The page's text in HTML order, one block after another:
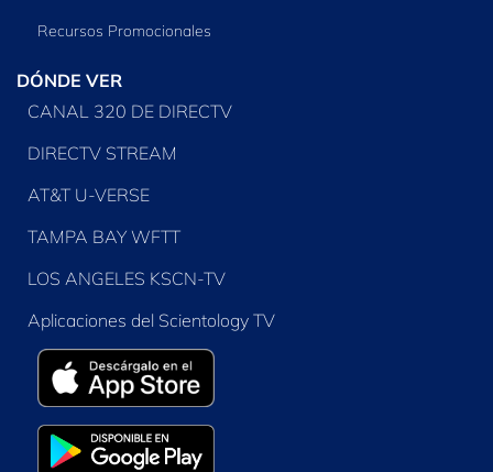
Recursos Promocionales
DÓNDE VER
CANAL 320 DE DIRECTV
DIRECTV STREAM
AT&T U-VERSE
TAMPA BAY WFTT
LOS ANGELES KSCN-TV
Aplicaciones del Scientology TV